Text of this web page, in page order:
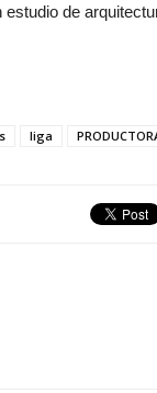
estudio de
liga